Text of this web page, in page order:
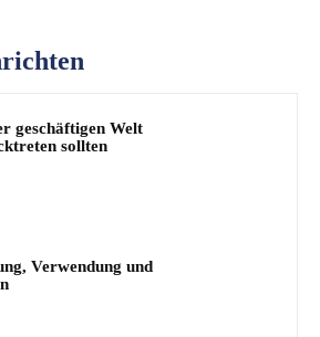
geschäftigen Welt
sollten
Verwendung und